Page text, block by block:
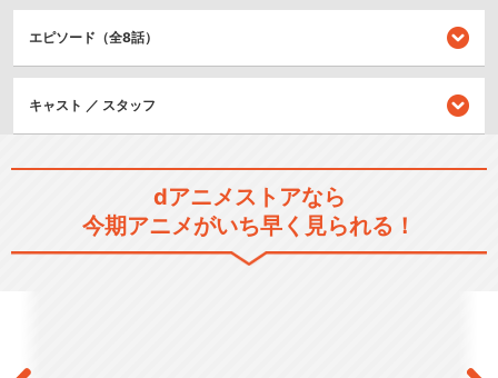
始める。そんな二人のもとに、ナルサス、エラム、ギーヴ、ファランギ
ース、アルフリード、ジャスワント――苛酷な戦いを切り抜ける中、力
強い仲間たちが次々と集う。また、アルスラーン自身も、さまざまな経
験を積むことで、ただ守られるだけの頼りない存在から、周囲を守り導
い。シンドゥラの王位継承争いにまつわる戦いを無事乗り切り、パルス
の土地へと凱旋したアルスラーンたちの前には、銀仮面の猛将・ヒルメ
目指そうというときには、さらなる脅威がパルスの土地に迫っていた。
今、新しい歴史の幕が開く。風塵の乱舞する戦場で、少年は何を見るの
SF/ファンタジー
エピソード（全8話）
キャスト ／ スタッフ
dアニメストアなら
今期アニメがいち早く見られる！